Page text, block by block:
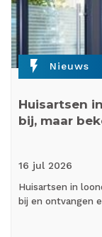
flash_on Nieuws
Huisartsen
bij, maar
16 jul 2026
Huisartsen in
bij en ontvangen